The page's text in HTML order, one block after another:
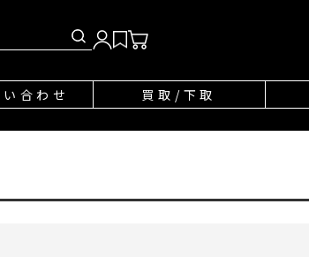
合わせ 買取/下取